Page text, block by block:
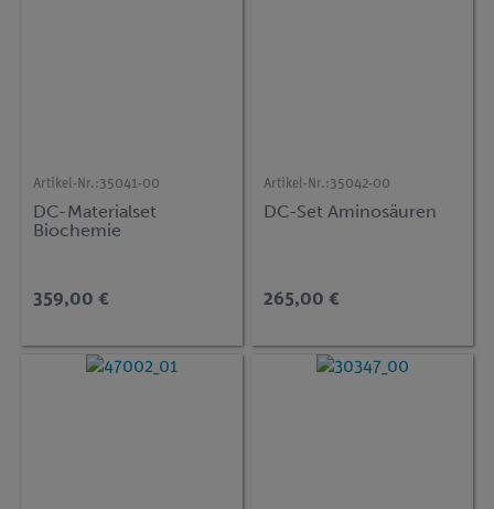
Artikel-Nr.:35041-00
DC-Materialset
Biochemie
359,00 €
Artikel-Nr.:35042-00
DC-Set Aminosäuren
265,00 €